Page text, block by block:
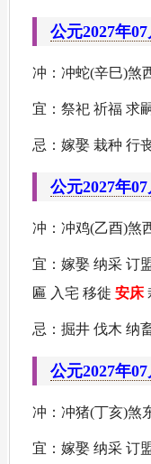
公元2027年
冲：冲蛇(辛巳)煞
宜：祭祀 祈福 求
忌：嫁娶 栽种 行
公元2027年
冲：冲鸡(乙酉)煞
宜：嫁娶 纳采 订
匾 入宅 移徙 安床
忌：掘井 伐木 纳
公元2027年
冲：冲猪(丁亥)煞
宜：嫁娶 纳采 订